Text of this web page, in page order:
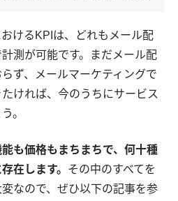
けるKPIは、どれもメール配
測が可能です。まだメール配
ず、メールマーケティングで
ければ、今のうちにサービス
。
も価格もまちまちで、何十種
在します。 その中のすべてを
なので、ぜひ以下の記事を参